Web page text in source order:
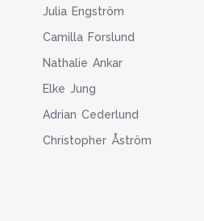
Julia Engström
Camilla Forslund
Nathalie Ankar
Elke Jung
Adrian Cederlund
Christopher Åström